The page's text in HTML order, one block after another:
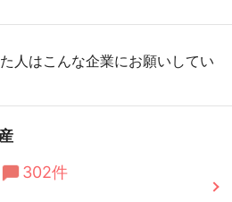
人はこんな企業にお願いしてい
302件